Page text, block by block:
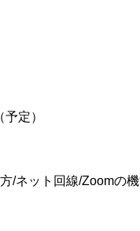
定）
/ネット回線/Zoomの機